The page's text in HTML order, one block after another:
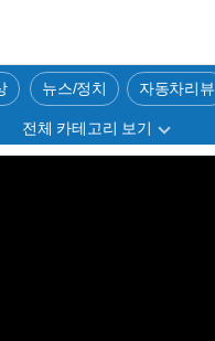
뉴스/정치 자동차리뷰
전체 카테고리 보기